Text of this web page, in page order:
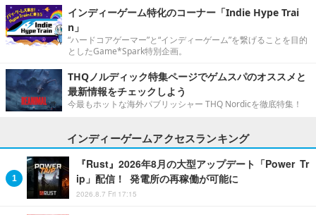
インディーゲーム特化のコーナー「Indie Hype Trai
n」
“ハードコアゲーマー”と“インディーゲーム”を繋げることを目的
としたGame*Spark特別企画。
THQノルディック特集ページでゲムスパのオススメと
最新情報をチェックしよう
今最もホットな海外パブリッシャー THQ Nordicを徹底特集！
インディーゲームアクセスランキング
『Rust』2026年8月の大型アップデート「Power Tr
ip」配信！ 発電所の再稼働が可能に
2026.8.7 Fri 17:15